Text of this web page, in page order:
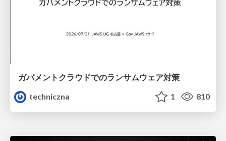
ガバメントクラウドでのランサムウェア対策
techniczna
1 810